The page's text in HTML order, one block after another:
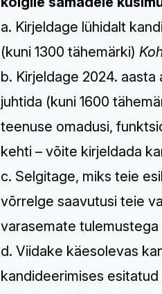
a. Kirjeldage lühidalt
(kuni 1300 tähemärki)
b. Kirjeldage 2024.
juhtida (kuni 1600
teenuse omadusi,
kehti – võite kirjeldada
c. Selgitage, miks teie
võrrelge saavutusi teie
varasemate tulemustega
d. Viidake käesolevas
kandideerimises